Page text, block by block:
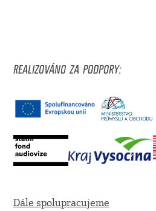
REALIZOVÁNO ZA PODPORY:
Dále spolupracujeme